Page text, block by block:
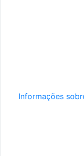
Informações